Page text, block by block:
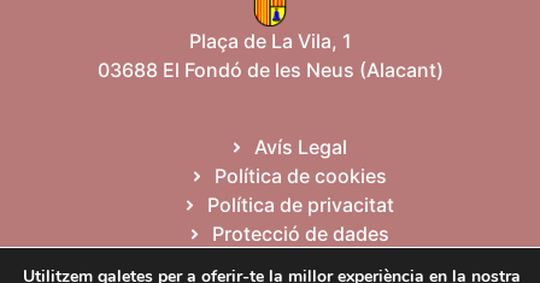
Plaça de La Vila, 1
03688 El Fondó de les Neus (Alacant)
Avís Legal
Política de cookies
Política de privacitat
Protecció de dades
Utilitzem galetes per a oferir-te la millor experiència en la nostra